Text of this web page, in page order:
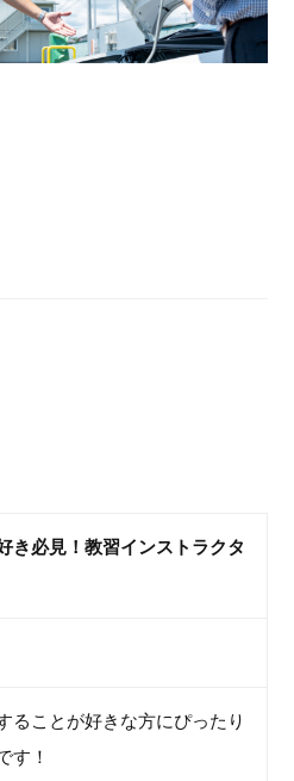
き必見！教習インストラクタ
ることが好きな方にぴったり
す！